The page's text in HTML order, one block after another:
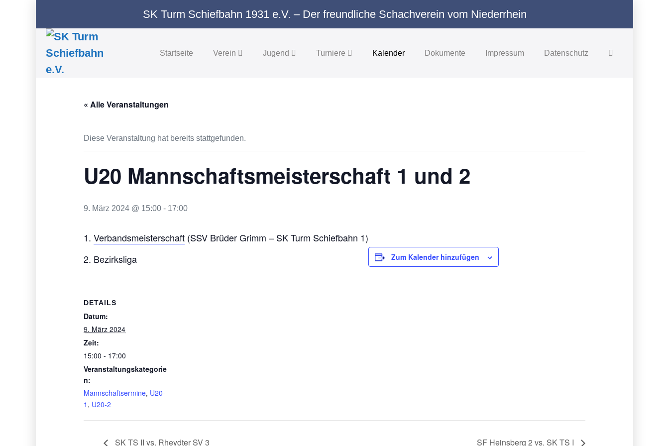
SK Turm Schiefbahn 1931 e.V. – Der freundliche Schachverein vom Niederrhein
Startseite Verein Jugend Turniere Kalender Dokumente Impressum Datenschutz
Suche-
« Alle Veranstaltungen
Diese Veranstaltung hat bereits stattgefunden.
U20 Mannschaftsmeisterschaft 1 und 2
9. März 2024 @ 15:00 - 17:00
1. Verbandsmeisterschaft (SSV Brüder Grimm – SK Turm Schiefbahn 1)
2. Bezirksliga
Zum Kalender hinzufügen
DETAILS
Datum:
9. März 2024
Zeit:
15:00 - 17:00
Veranstaltungskategorie
n:
Mannschaftsermine, U20-
1 , U20-2
SK TS II vs. Rheydter SV 3 SF Heinsberg 2 vs. SK TS I